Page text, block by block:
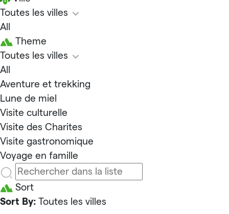
Toutes les villes
All
Theme
Toutes les villes
All
Aventure et trekking
Lune de miel
Visite culturelle
Visite des Charites
Visite gastronomique
Voyage en famille
Sort
Sort By: Toutes les villes